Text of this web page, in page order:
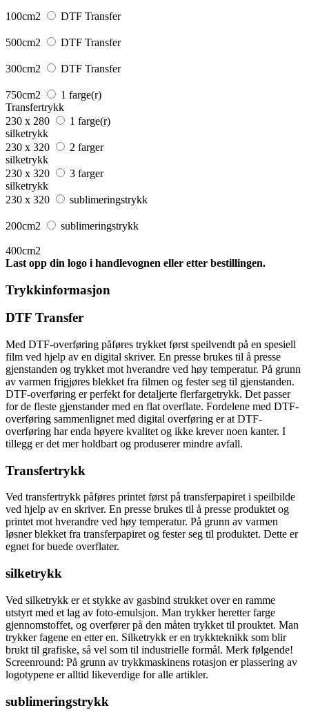
100cm2 DTF Transfer
500cm2 DTF Transfer
300cm2 DTF Transfer
750cm2
1 farge(r)
Transfertrykk
230 x 280
1 farge(r)
silketrykk
230 x 320
2 farger
silketrykk
230 x 320
3 farger
silketrykk
230 x 320
sublimeringstrykk
200cm2 sublimeringstrykk
400cm2
Last opp din logo i handlevognen eller etter bestillingen.
Trykkinformasjon
DTF Transfer
Med DTF-overføring påføres trykket først speilvendt på en spesiell
film ved hjelp av en digital skriver. En presse brukes til å presse
gjenstanden og trykket mot hverandre ved høy temperatur. På grunn
av varmen frigjøres blekket fra filmen og fester seg til gjenstanden.
DTF-overføring er perfekt for detaljerte flerfargetrykk. Det passer
for de fleste gjenstander med en flat overflate. Fordelene med DTF-
overføring sammenlignet med digital overføring er at DTF-
overføring har enda høyere kvalitet og ikke krever noen kanter. I
tillegg er det mer holdbart og produserer mindre avfall.
Transfertrykk
Ved transfertrykk påføres printet først på transferpapiret i speilbilde
ved hjelp av en skriver. En presse brukes til å presse produktet og
printet mot hverandre ved høy temperatur. På grunn av varmen
løsner blekket fra transferpapiret og fester seg til produktet. Dette er
egnet for buede overflater.
silketrykk
Ved silketrykk er et stykke av gasbind strukket over en ramme
utstyrt med et lag av foto-emulsjon. Man trykker heretter farge
gjennomstoffet, og overfører på den måten trykket til prouktet. Man
trykker fagene en etter en. Silketrykk er en trykkteknikk som blir
brukt til grafiske, så vel som til industrielle formål. Merk følgende!
Screenround: På grunn av trykkmaskinens rotasjon er plassering av
logotypene er alltid likeverdige for alle artikler.
sublimeringstrykk